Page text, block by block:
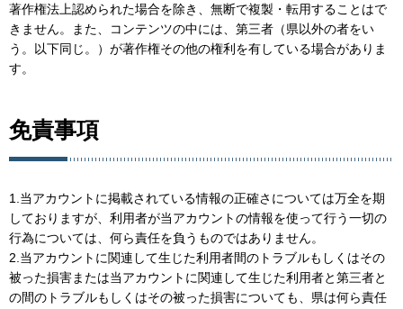
著作権法上認められた場合を除き、無断で複製・転用することはで
きません。また、コンテンツの中には、第三者（県以外の者をい
う。以下同じ。）が著作権その他の権利を有している場合がありま
す。
免責事項
1.当アカウントに掲載されている情報の正確さについては万全を期
しておりますが、利用者が当アカウントの情報を使って行う一切の
行為については、何ら責任を負うものではありません。
2.当アカウントに関連して生じた利用者間のトラブルもしくはその
被った損害または当アカウントに関連して生じた利用者と第三者と
の間のトラブルもしくはその被った損害についても、県は何ら責任